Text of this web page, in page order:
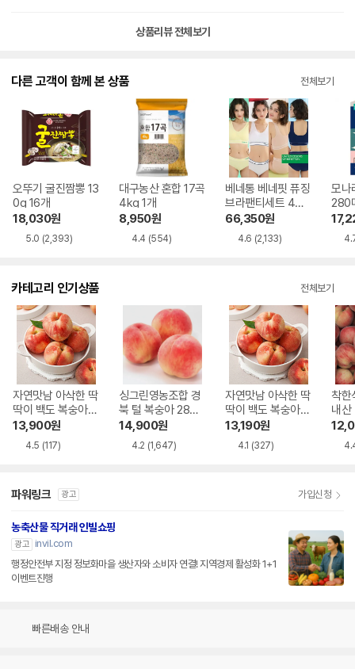
상품리뷰 전체보기
다른 고객이 함께 본 상품 전체보기
오뚜기 굴진짬뽕 13
0g 16개
18,030원
5.0 (2,393)
대구농산 혼합 17곡
4kg 1개
8,950원
4.4 (554)
베네통 베네핏 퓨징
브라팬티세트 4세
트
66,350원
4.6 (2,133)
모나
280
2입)
카테고리 인기상품 전체보기
자연맛남 아삭한 딱
딱이 백도 복숭아
중과 22과 내외 4k
13,900원
4.5 (117)
싱그린영농조합 경
북 털 복숭아 28과
내외 4kg
14,900원
4.2 (1,647)
자연맛남 아삭한 딱
딱이 백도 복숭아
중소과 24과 내외
4kg
13,190원
4.1 (327)
착한
내산
과
파워링크 광고 가입신청
농축산물 직거래 인빌쇼핑
광고
invil.com
행정안전부 지정 정보화마을 생산자와 소비자 연결! 지역경제 활성화 1+1
이벤트진행
빠른배송 안내